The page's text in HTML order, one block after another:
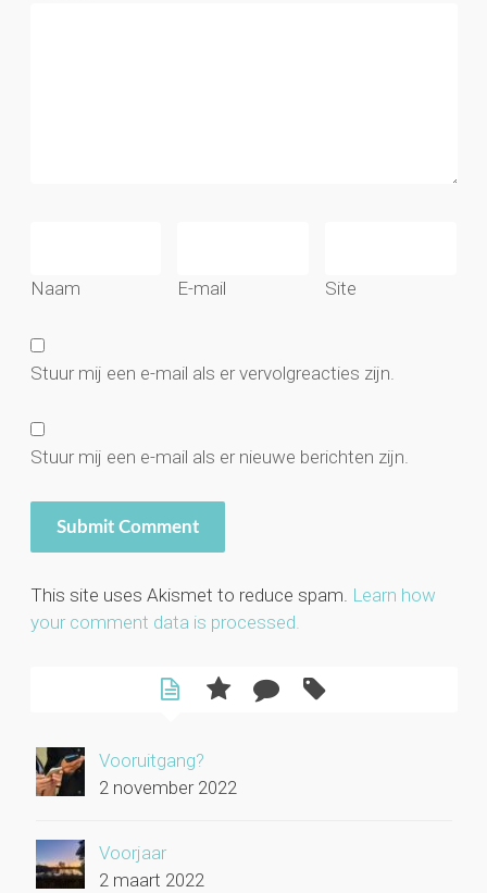
Naam E-mail Site
Stuur mij een e-mail als er vervolgreacties zijn.
Stuur mij een e-mail als er nieuwe berichten zijn.
This site uses Akismet to reduce spam. Learn how
your comment data is processed.
Vooruitgang?
2 november 2022
Voorjaar
2 maart 2022